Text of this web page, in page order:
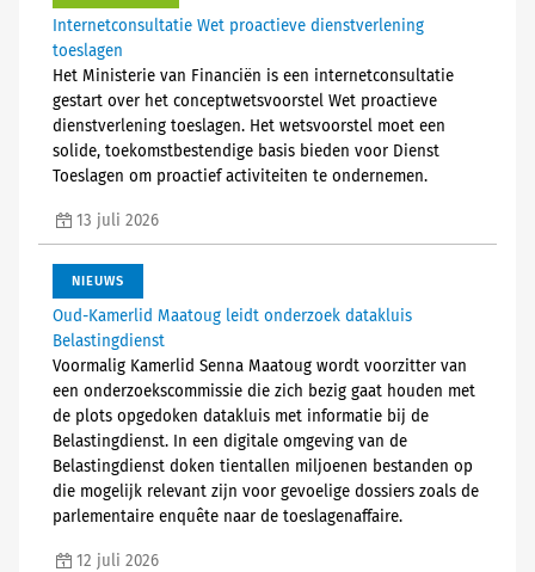
Internetconsultatie Wet proactieve dienstverlening
toeslagen
Het Ministerie van Financiën is een internetconsultatie
gestart over het conceptwetsvoorstel Wet proactieve
dienstverlening toeslagen. Het wetsvoorstel moet een
solide, toekomstbestendige basis bieden voor Dienst
Toeslagen om proactief activiteiten te ondernemen.
13 juli 2026
NIEUWS
Oud-Kamerlid Maatoug leidt onderzoek datakluis
Belastingdienst
Voormalig Kamerlid Senna Maatoug wordt voorzitter van
een onderzoekscommissie die zich bezig gaat houden met
de plots opgedoken datakluis met informatie bij de
Belastingdienst. In een digitale omgeving van de
Belastingdienst doken tientallen miljoenen bestanden op
die mogelijk relevant zijn voor gevoelige dossiers zoals de
parlementaire enquête naar de toeslagenaffaire.
12 juli 2026